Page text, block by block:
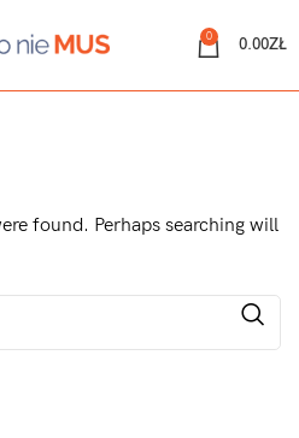
0 0.00ZŁ
found. Perhaps searching will